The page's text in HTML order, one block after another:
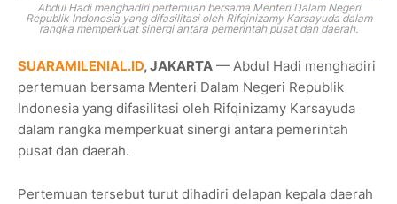
Abdul Hadi menghadiri pertemuan bersama Menteri Dalam Negeri
Republik Indonesia yang difasilitasi oleh Rifqinizamy Karsayuda dalam
rangka memperkuat sinergi antara pemerintah pusat dan daerah.
SUARAMILENIAL.ID, JAKARTA — Abdul Hadi menghadiri
pertemuan bersama Menteri Dalam Negeri Republik
Indonesia yang difasilitasi oleh Rifqinizamy Karsayuda
dalam rangka memperkuat sinergi antara pemerintah
pusat dan daerah.
Pertemuan tersebut turut dihadiri delapan kepala daerah